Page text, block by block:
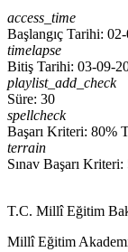
access_time
Başlangıç Tarihi:
timelapse
Bitiş Tarihi: 03-09-
playlist_add_check
Süre: 30
spellcheck
Başarı Kriteri: 80%
terrain
Sınav Başarı Kriteri:
T.C. Millî Eğitim
Millî Eğitim